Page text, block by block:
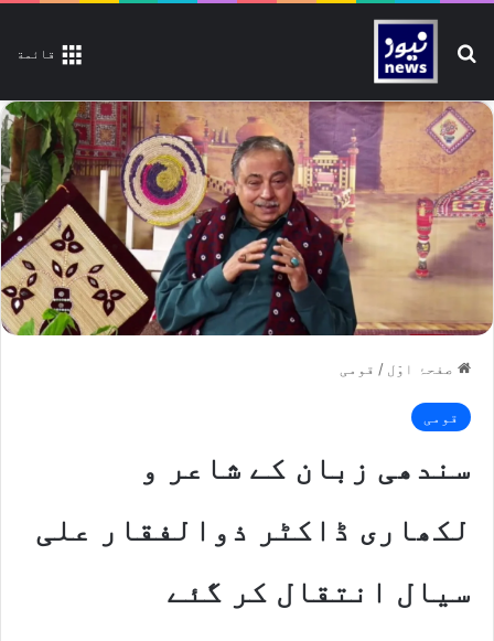
قائمة تلاش کیجیے
صفحۂ اوّل / قومی
قومی
سندھی زبان کے شاعر و
لکھاری ڈاکٹر ذوالفقار علی
سیال انتقال کر گئے